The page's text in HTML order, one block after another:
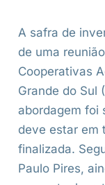
A safra de
de uma
Cooperativas
Grande do Sul
abordagem foi
deve estar em
finalizada.
Paulo Pires,